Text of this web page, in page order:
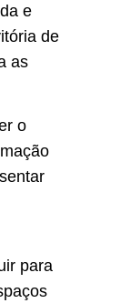
e
de
as
o
para